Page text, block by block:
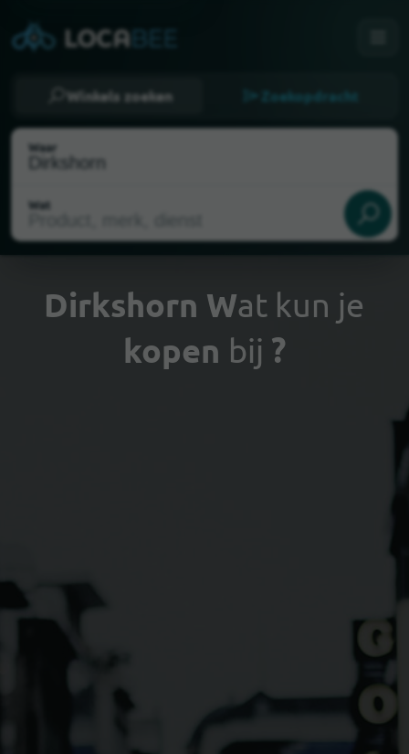
Winkels zoeken Zoekopdracht
Waar
Wat
Mijn locatie selecteren
Dirkshorn Wat kun je
kopen bij ?